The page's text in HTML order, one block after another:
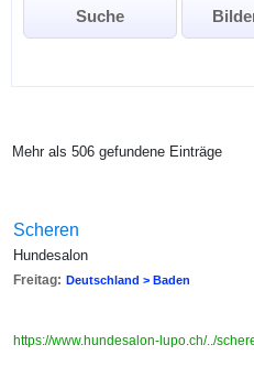
Mehr als 506 gefundene Einträge
Scheren
Hundesalon
Freitag: Deutschland > Baden
https://www.hundesalon-lupo.ch/../